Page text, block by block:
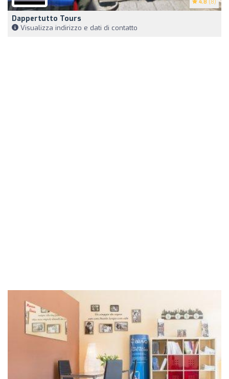
4.8 (8)
Dappertutto Tours
Visualizza indirizzo e dati di contatto